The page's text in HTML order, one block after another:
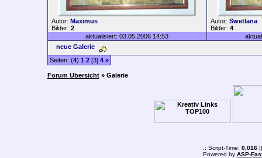
Autor: Maximus
Bilder: 2
aktualisiert: 03.05.2006 14:53
Autor: Swetlana
Bilder: 4
neue Galerie
Seiten: (4) 1 2[3] 4 »
Forum Übersicht» Galerie
.: Script-Time: 0,016||
Powered by ASP-